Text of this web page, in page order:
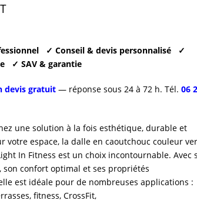
✓ Conseil & devis personnalisé
✓
✓ SAV & garantie
devis gratuit— réponse sous 24 à 72 h. Tél. 06
une solution à la fois esthétique, durable et
votre espace, la dalle en caoutchouc couleur
In Fitness est un choix incontournable. Avec
confort optimal et ses propriétés
est idéale pour de nombreuses applications :
fitness, CrossFit,